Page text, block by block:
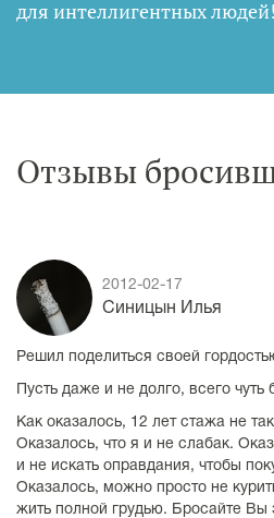
для интеллигентных людей!
Отзывы
2012-02-17
Синицын Илья
Решил поделиться своей
Пусть даже и не долго, всего
Как оказалось, 12 лет стажа не
Оказалось, что я и не слабак.
и не искать оправдания, чтобы
Оказалось, можно просто не
жить полной грудью. Бросайте Вы